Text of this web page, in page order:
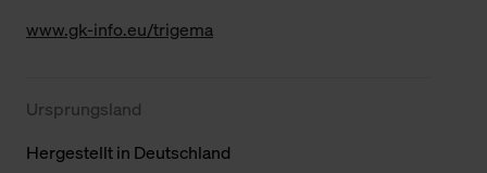
www.gk-info.eu/trigema
Ursprungsland
Hergestellt in Deutschland